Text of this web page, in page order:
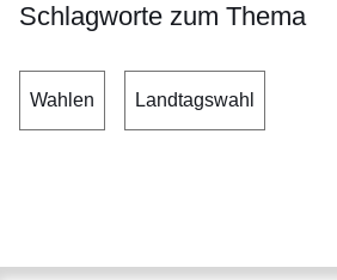
Schlagworte zum Thema
Wahlen Landtagswahl